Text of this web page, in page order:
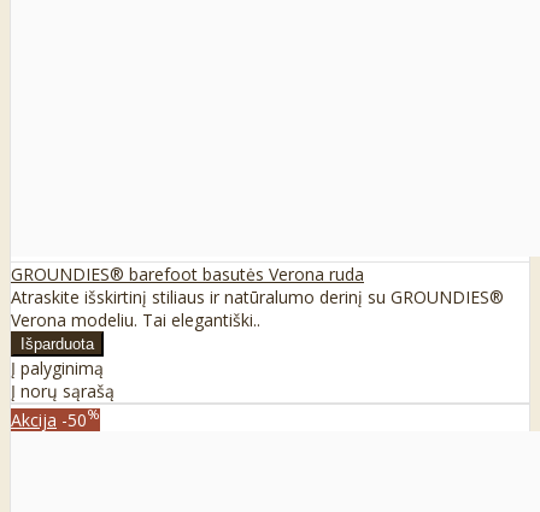
GROUNDIES® barefoot basutės Verona ruda
Atraskite išskirtinį stiliaus ir natūralumo derinį su GROUNDIES®
Verona modeliu. Tai elegantiški..
Į palyginimą
Į norų sąrašą
Akcija -50%